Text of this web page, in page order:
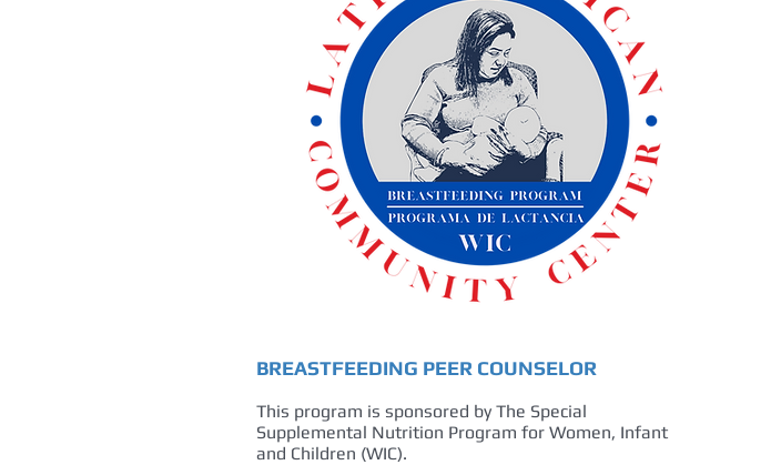
BREASTFEEDING PEER COUNSELOR
This program is sponsored by The Special
Supplemental Nutrition Program for Women, Infant
and Children (WIC).